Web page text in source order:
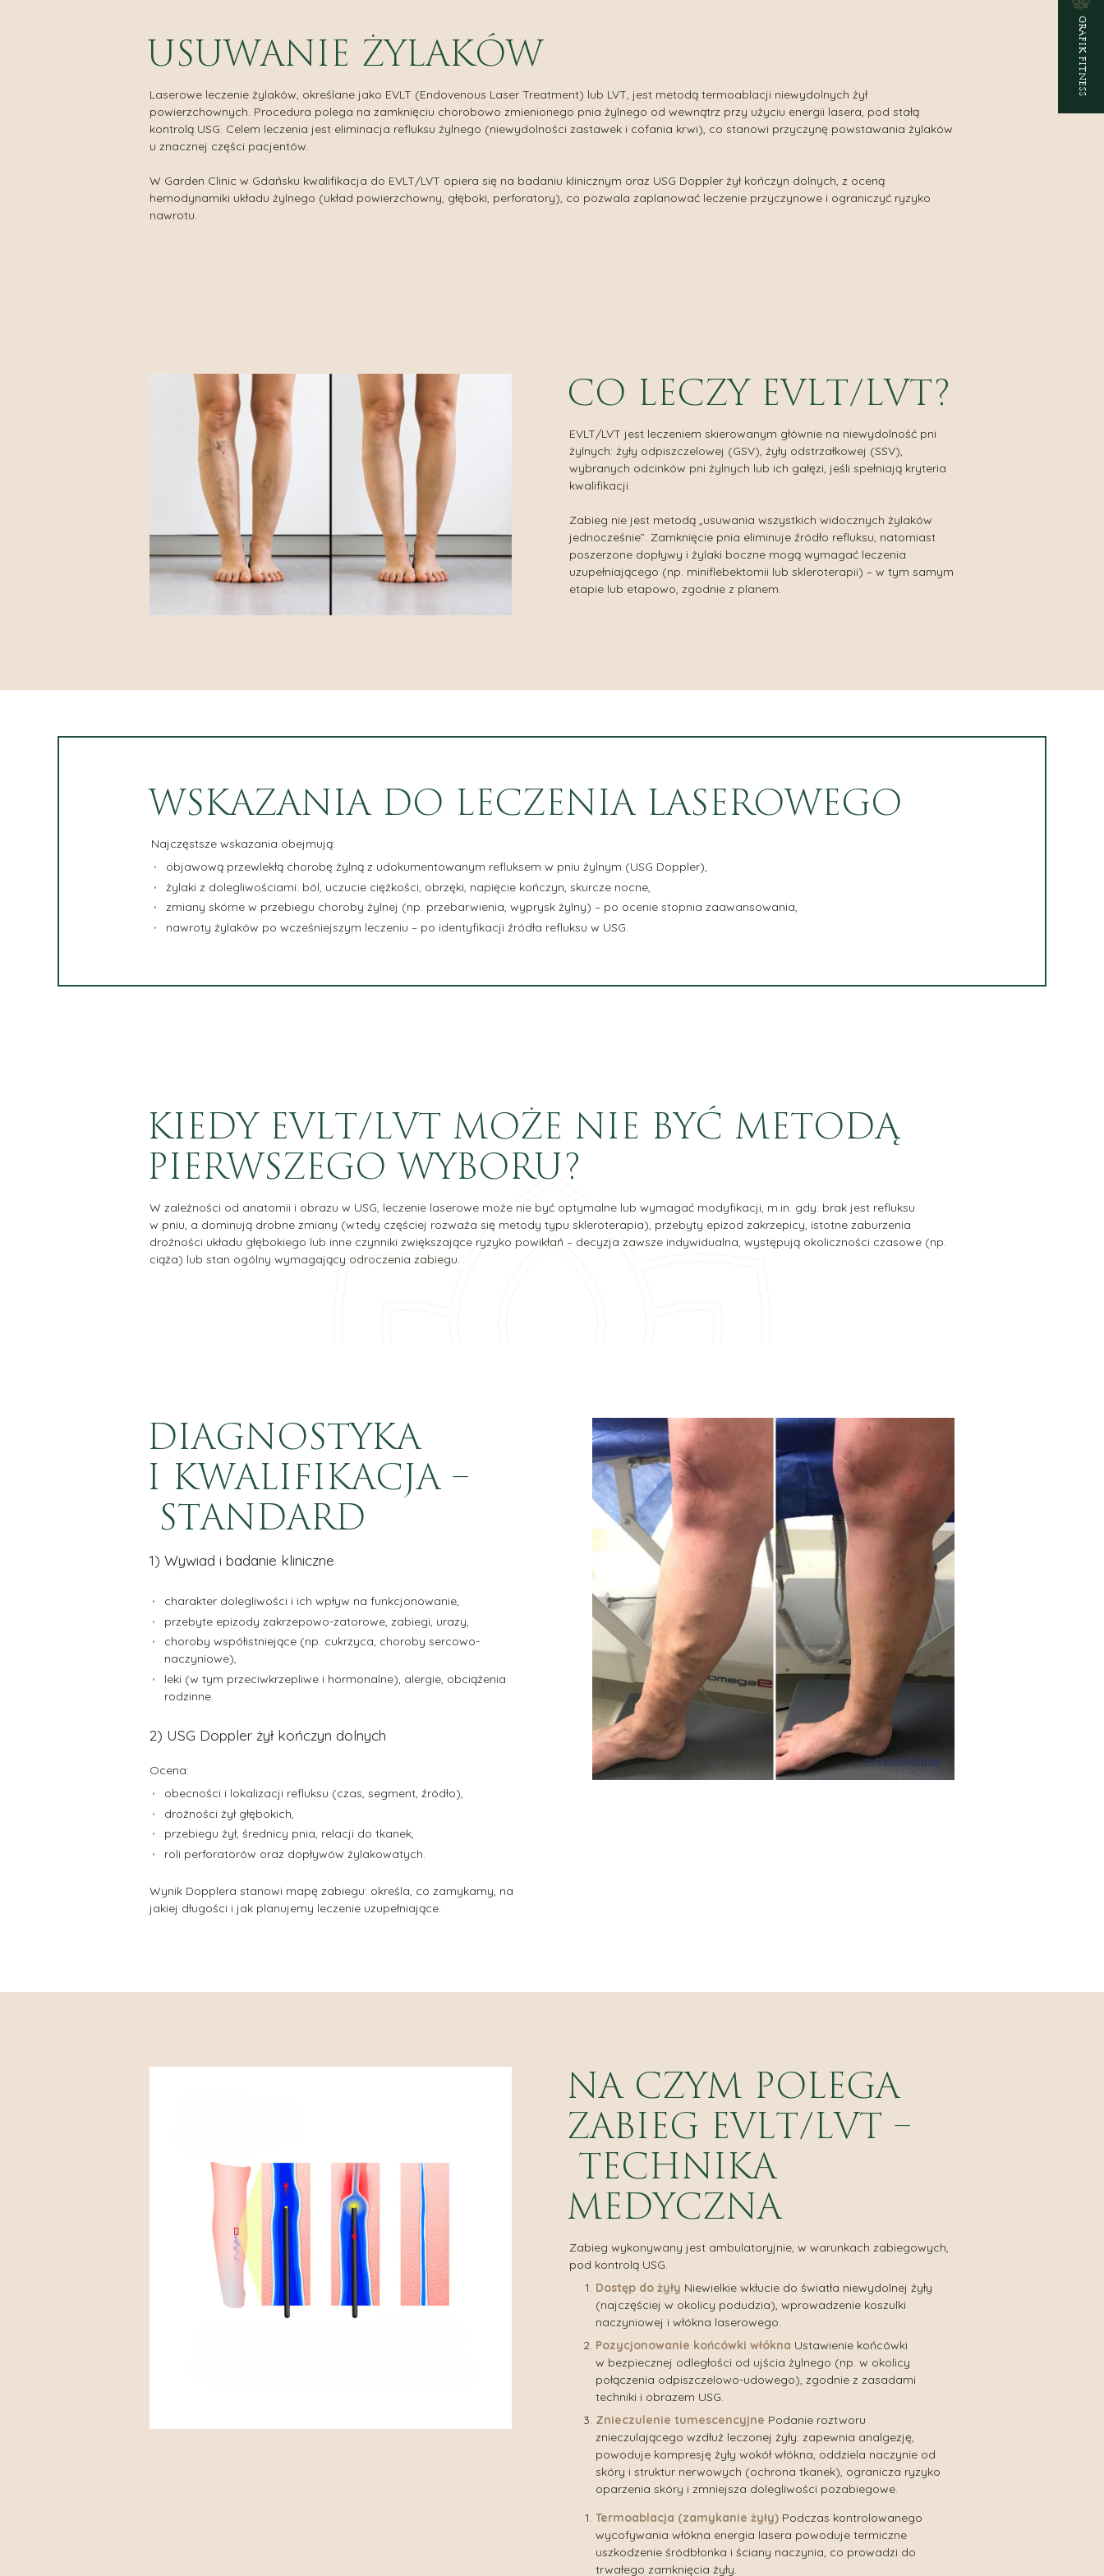
Medycyna estetyczna
Stymulatory tkankowe
Tropokolagen
GRAFIK FITNESS
USUWANIE ŻYLAKÓW
Laserowe leczenie żylaków, określane jako EVLT (Endovenous Laser Treatment) lub LVT, jest metodą termoablacji niewydolnych żył
powierzchownych. Procedura polega na zamknięciu chorobowo zmienionego pnia żylnego od wewnątrz przy użyciu energii lasera, pod stałą
kontrolą USG. Celem leczenia jest eliminacja refluksu żylnego (niewydolności zastawek i cofania krwi), co stanowi przyczynę powstawania żylaków
u znacznej części pacjentów.
W Garden Clinic w Gdańsku kwalifikacja do EVLT/LVT opiera się na badaniu klinicznym oraz USG Doppler żył kończyn dolnych, z oceną
hemodynamiki układu żylnego (układ powierzchowny, głęboki, perforatory), co pozwala zaplanować leczenie przyczynowe i ograniczyć ryzyko
nawrotu.
CO LECZY EVLT/LVT?
EVLT/LVT jest leczeniem skierowanym głównie na niewydolność pni
żylnych: żyły odpiszczelowej (GSV), żyły odstrzałkowej (SSV),
wybranych odcinków pni żylnych lub ich gałęzi, jeśli spełniają kryteria
kwalifikacji.
Zabieg nie jest metodą „usuwania wszystkich widocznych żylaków
jednocześnie”. Zamknięcie pnia eliminuje źródło refluksu, natomiast
poszerzone dopływy i żylaki boczne mogą wymagać leczenia
uzupełniającego (np. miniflebektomii lub skleroterapii) – w tym samym
etapie lub etapowo, zgodnie z planem.
WSKAZANIA DO LECZENIA LASEROWEGO
Najczęstsze wskazania obejmują:
objawową przewlekłą chorobę żylną z udokumentowanym refluksem w pniu żylnym (USG Doppler),
żylaki z dolegliwościami: ból, uczucie ciężkości, obrzęki, napięcie kończyn, skurcze nocne,
zmiany skórne w przebiegu choroby żylnej (np. przebarwienia, wyprysk żylny) – po ocenie stopnia zaawansowania,
nawroty żylaków po wcześniejszym leczeniu – po identyfikacji źródła refluksu w USG.
KIEDY EVLT/LVT MOŻE NIE BYĆ METODĄ
PIERWSZEGO WYBORU?
W zależności od anatomii i obrazu w USG, leczenie laserowe może nie być optymalne lub wymagać modyfikacji, m.in. gdy: brak jest refluksu
w pniu, a dominują drobne zmiany (wtedy częściej rozważa się metody typu skleroterapia), przebyty epizod zakrzepicy, istotne zaburzenia
drożności układu głębokiego lub inne czynniki zwiększające ryzyko powikłań – decyzja zawsze indywidualna, występują okoliczności czasowe (np.
ciąża) lub stan ogólny wymagający odroczenia zabiegu.
DIAGNOSTYKA
I KWALIFIKACJA –
STANDARD
1) Wywiad i badanie kliniczne
charakter dolegliwości i ich wpływ na funkcjonowanie,
przebyte epizody zakrzepowo-zatorowe, zabiegi, urazy,
choroby współistniejące (np. cukrzyca, choroby sercowo-
naczyniowe),
leki (w tym przeciwkrzepliwe i hormonalne), alergie, obciążenia
rodzinne.
2) USG Doppler żył kończyn dolnych
Ocena:
obecności i lokalizacji refluksu (czas, segment, źródło),
drożności żył głębokich,
przebiegu żył, średnicy pnia, relacji do tkanek,
roli perforatorów oraz dopływów żylakowatych.
Wynik Dopplera stanowi mapę zabiegu: określa, co zamykamy, na
jakiej długości i jak planujemy leczenie uzupełniające.
NA CZYM POLEGA
ZABIEG EVLT/LVT –
TECHNIKA
MEDYCZNA
Zabieg wykonywany jest ambulatoryjnie, w warunkach zabiegowych,
pod kontrolą USG.
Dostęp do żyły Niewielkie wkłucie do światła niewydolnej żyły
(najczęściej w okolicy podudzia), wprowadzenie koszulki
naczyniowej i włókna laserowego.
Pozycjonowanie końcówki włókna Ustawienie końcówki
w bezpiecznej odległości od ujścia żylnego (np. w okolicy
połączenia odpiszczelowo-udowego), zgodnie z zasadami
techniki i obrazem USG.
Znieczulenie tumescencyjne Podanie roztworu
znieczulającego wzdłuż leczonej żyły: zapewnia analgezję,
powoduje kompresję żyły wokół włókna, oddziela naczynie od
skóry i struktur nerwowych (ochrona tkanek), ogranicza ryzyko
oparzenia skóry i zmniejsza dolegliwości pozabiegowe.
Termoablacja (zamykanie żyły)Podczas kontrolowanego
wycofywania włókna energia lasera powoduje termiczne
uszkodzenie śródbłonka i ściany naczynia, co prowadzi do
trwałego zamknięcia żyły.